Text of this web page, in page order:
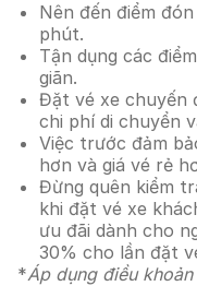
Nên đến điểm
phút.
Tận dụng các
giãn.
Đặt vé xe chuyến
chi phí di chuyển
Việc trước đảm
hơn và giá vé rẻ
Đừng quên kiểm
khi đặt vé xe
ưu đãi dành cho
30% cho lần đặt
*Áp dụng điều